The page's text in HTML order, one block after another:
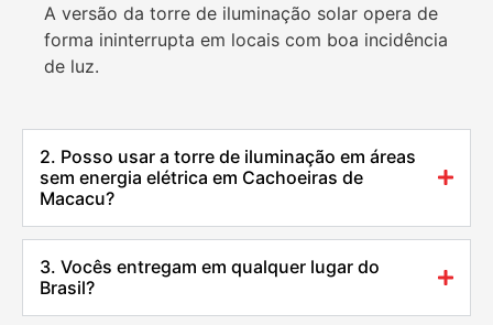
A versão da torre de iluminação solar opera de
forma ininterrupta em locais com boa incidência
de luz.
2. Posso usar a torre de iluminação em áreas
sem energia elétrica em Cachoeiras de
Macacu?
3. Vocês entregam em qualquer lugar do
Brasil?